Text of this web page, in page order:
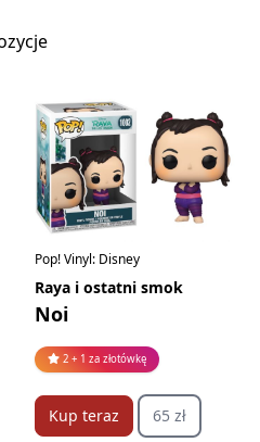
Pop! Vinyl: Disney
Raya i ostatni smok
Noi
2 + 1 za złotówkę
Kup teraz 65 zł